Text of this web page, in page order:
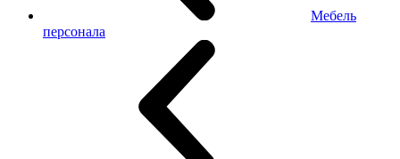
Мебель
персонала